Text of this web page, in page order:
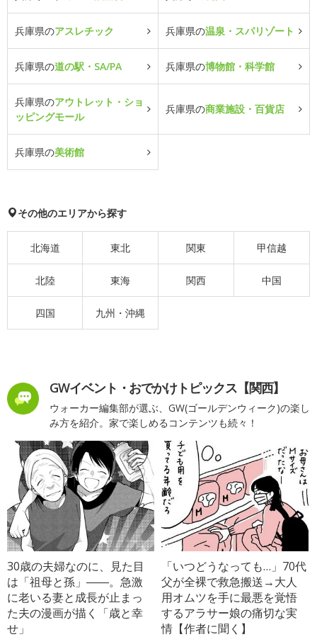
兵庫県のアスレチック 兵庫県の温泉・スパリゾート
兵庫県の道の駅・SA/PA 兵庫県の博物館・科学館
兵庫県のアウトレット・ショ
ッピングモール
兵庫県の商業施設・百貨店
兵庫県の美術館
その他のエリアから探す
北海道 東北 関東 甲信越
北陸 東海 関西 中国
四国 九州・沖縄
GWイベント・おでかけトピックス【関西】
ウォーカー編集部が選ぶ、GW(ゴールデンウィーク)の楽し
み方を紹介。家で楽しめるコンテンツも続々！
30歳の夫婦なのに、見た目
は「祖母と孫」――。急激
に老いる妻と成長が止まっ
た夫の漫画が描く「歳と幸
せ」
「いつどうなっても…」70代
父が全裸で救急搬送→大人
用オムツを手に最悪を覚悟
するアラサー娘の痛切な実
情【作者に聞く】